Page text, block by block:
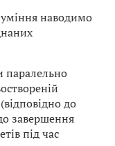
наводимо
паралельно
до
завершення
під час